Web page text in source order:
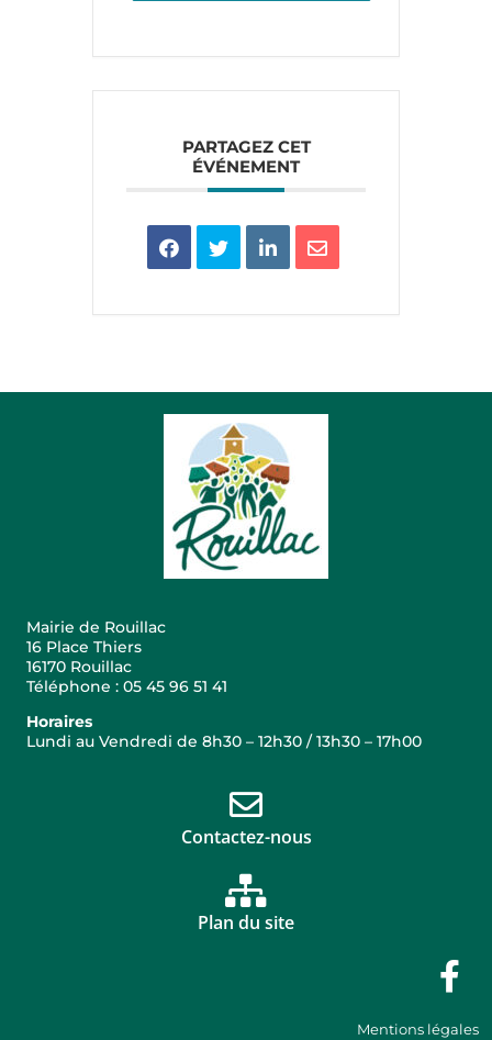
PARTAGEZ CET
ÉVÉNEMENT
Mairie de Rouillac
16 Place Thiers
16170 Rouillac
Téléphone : 05 45 96 51 41
Horaires
Lundi au Vendredi de 8h30 – 12h30 / 13h30 – 17h00
Contactez-nous
Plan du site
Mentions légales